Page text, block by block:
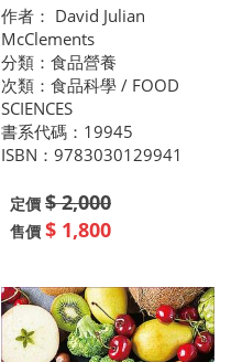
作者： David Julian
McClements
分類：食品營養
次類：食品科學 / FOOD
SCIENCES
書系代碼：19945
ISBN：9783030129941
定價 $ 2,000
售價 $ 1,800